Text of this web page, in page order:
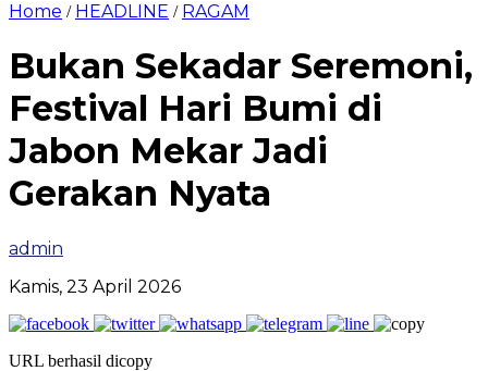
Home / HEADLINE / RAGAM
Bukan Sekadar Seremoni,
Festival Hari Bumi di
Jabon Mekar Jadi
Gerakan Nyata
admin
Kamis, 23 April 2026
URL berhasil dicopy